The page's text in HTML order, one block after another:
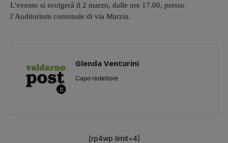
L’evento si svolgerà il 2 marzo, dalle ore 17.00, presso
l’Auditorium comunale di via Marzia.
Glenda Venturini
Capo redattore
[rp4wp limit=4]